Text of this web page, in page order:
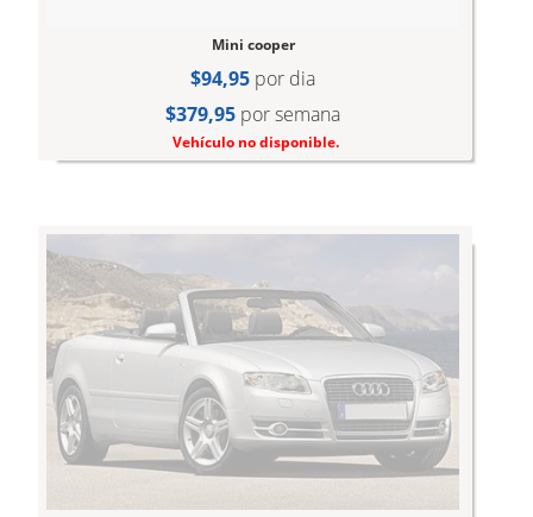
Mini cooper
$94,95 por dia
$379,95 por semana
Vehículo no disponible.